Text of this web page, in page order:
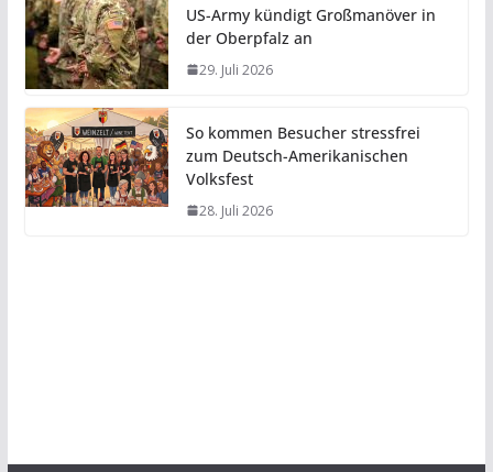
US-Army kündigt Großmanöver in
der Oberpfalz an
29. Juli 2026
So kommen Besucher stressfrei
zum Deutsch-Amerikanischen
Volksfest
28. Juli 2026